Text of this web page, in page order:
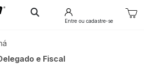
Entre ou cadastre-se
e Fiscal